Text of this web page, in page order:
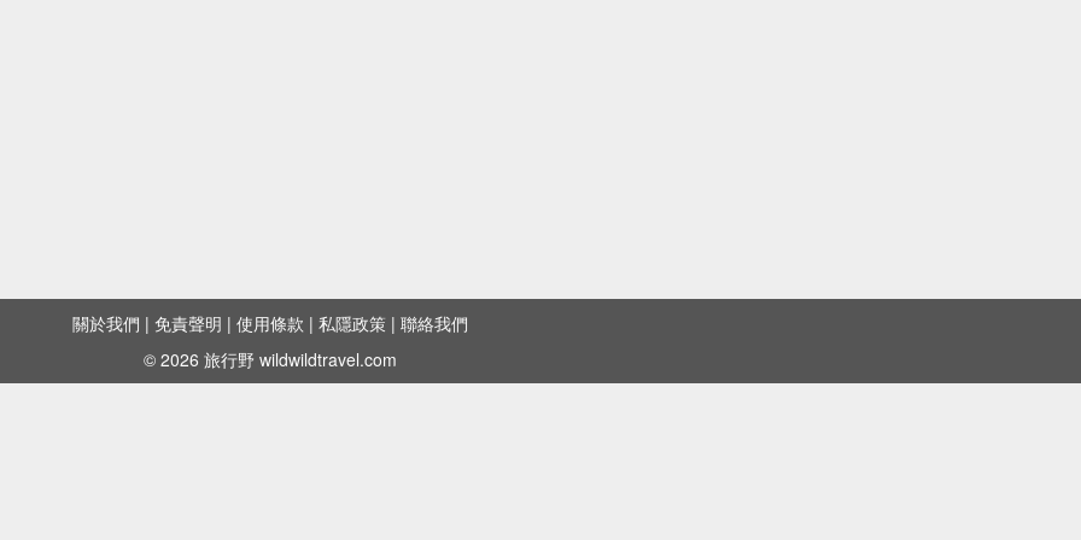
關於我們 | 免責聲明 | 使用條款 | 私隱政策 | 聯絡我們
© 2026 旅行野 wildwildtravel.com